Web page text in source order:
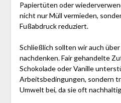
Papiertüten oder
nicht nur Müll vermieden,
Fußabdruck reduziert.
Schließlich sollten wir auch
nachdenken. Fair gehandelte
Schokolade oder Vanille
Arbeitsbedingungen, sondern
Umwelt bei, da sie oft